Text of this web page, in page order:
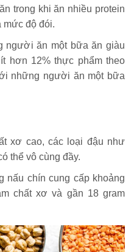
trong khi ăn nhiều protein
mức độ đói.
người ăn một bữa ăn giàu
hơn 12% thực phẩm theo
những người ăn một bữa
xơ cao, các loại đậu như
thể vô cùng đầy.
nấu chín cung cấp khoảng
chất xơ và gần 18 gram